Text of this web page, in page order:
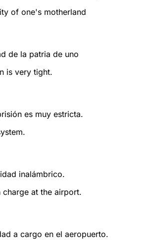
of one's motherland
de la patria de uno
is very tight.
es muy estricta.
inalámbrico.
at the airport.
a cargo en el aeropuerto.